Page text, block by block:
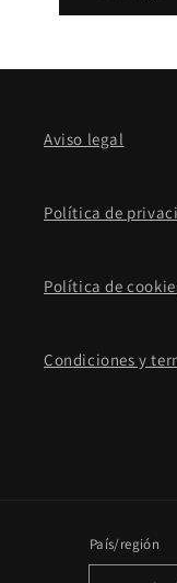
Aviso legal
Política de
Política de
Condiciones y
País/región